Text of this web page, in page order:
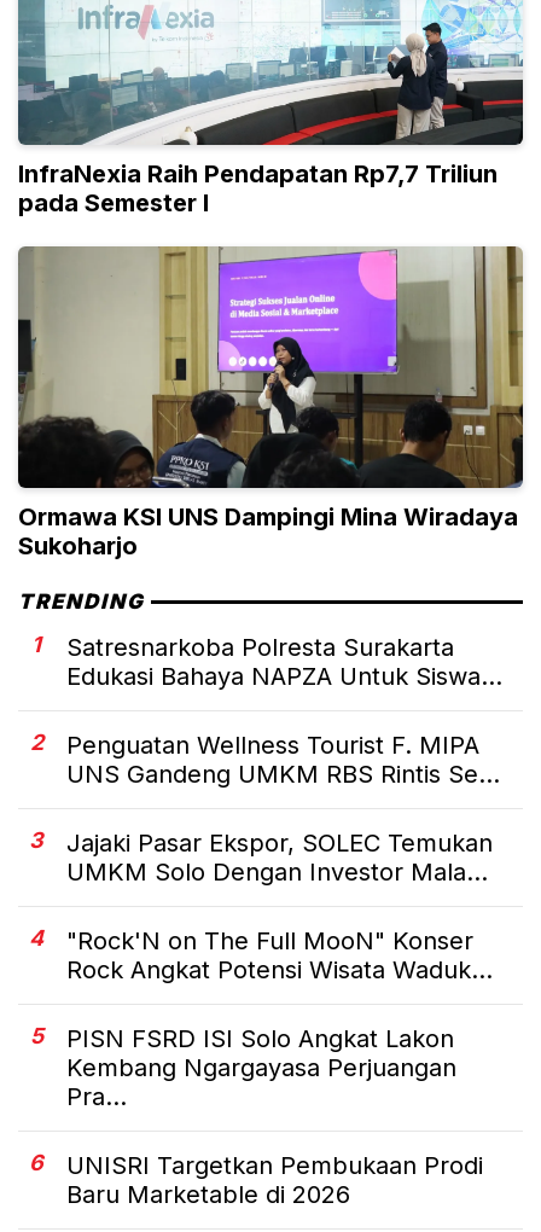
InfraNexia Raih Pendapatan Rp7,7 Triliun
pada Semester I
Ormawa KSI UNS Dampingi Mina Wiradaya
Sukoharjo
TRENDING
1
Satresnarkoba Polresta Surakarta
Edukasi Bahaya NAPZA Untuk Siswa...
2
Penguatan Wellness Tourist F. MIPA
UNS Gandeng UMKM RBS Rintis Se...
3
Jajaki Pasar Ekspor, SOLEC Temukan
UMKM Solo Dengan Investor Mala...
4
"Rock'N on The Full MooN" Konser
Rock Angkat Potensi Wisata Waduk...
5
PISN FSRD ISI Solo Angkat Lakon
Kembang Ngargayasa Perjuangan
Pra...
6
UNISRI Targetkan Pembukaan Prodi
Baru Marketable di 2026